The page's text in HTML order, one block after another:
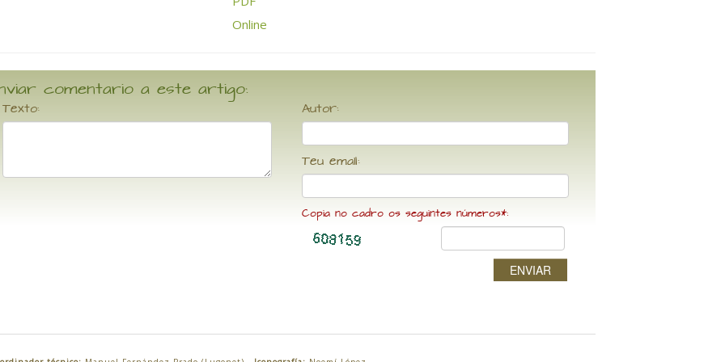
comentario a este artigo:
Texto: Autor:
Teu email:
Copia no cadro os seguintes números*:
ENVIAR